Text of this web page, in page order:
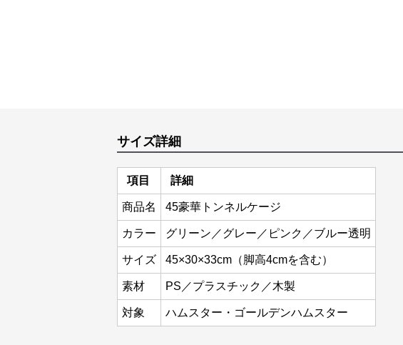
サイズ詳細
項目 詳細
商品名 45豪華トンネルケージ
カラー グリーン／グレー／ピンク／ブルー透明
サイズ 45×30×33cm（脚高4cmを含む）
素材 PS／プラスチック／木製
対象 ハムスター・ゴールデンハムスター